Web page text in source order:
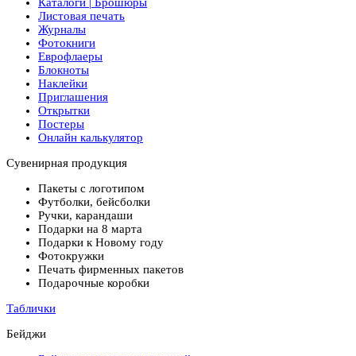
Листовая печать
Журналы
Фотокниги
Еврофлаеры
Блокноты
Наклейки
Приглашения
Открытки
Постеры
Онлайн калькулятор
Сувенирная продукция
Пакеты с логотипом
Футболки, бейсболки
Ручки, карандаши
Подарки на 8 марта
Подарки к Новому году
Фотокружки
Печать фирменных пакетов
Подарочные коробки
Таблички
Бейджи